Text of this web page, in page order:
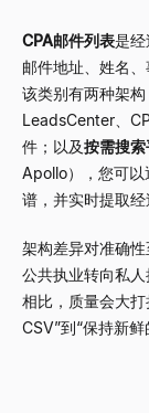
CPA邮件列表是
邮件地址、姓名
该类别有两种架构
LeadsCenter、
件；以及按需搜索
Apollo），您可以
谱，并实时提取经
架构差异对准确
公共执业转向私人
相比，质量会大
CSV”到“保持新鲜